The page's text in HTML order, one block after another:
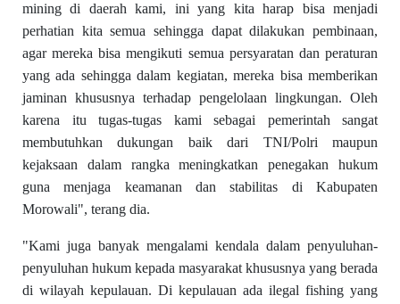
mining di daerah kami, ini yang kita harap bisa menjadi
perhatian kita semua sehingga dapat dilakukan pembinaan,
agar mereka bisa mengikuti semua persyaratan dan peraturan
yang ada sehingga dalam kegiatan, mereka bisa memberikan
jaminan khususnya terhadap pengelolaan lingkungan. Oleh
karena itu tugas-tugas kami sebagai pemerintah sangat
membutuhkan dukungan baik dari TNI/Polri maupun
kejaksaan dalam rangka meningkatkan penegakan hukum
guna menjaga keamanan dan stabilitas di Kabupaten
Morowali", terang dia.
"Kami juga banyak mengalami kendala dalam penyuluhan-
penyuluhan hukum kepada masyarakat khususnya yang berada
di wilayah kepulauan. Di kepulauan ada ilegal fishing yang